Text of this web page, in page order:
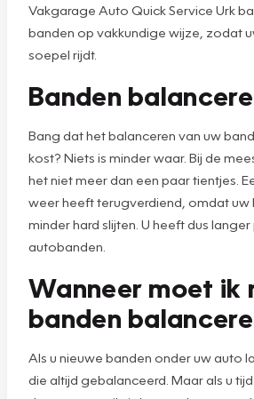
Vakgarage Auto Quick Service Urk
banden op vakkundige wijze, zodat
soepel rijdt.
Banden
Bang dat het balanceren van uw
kost? Niets is minder waar. Bij de
het niet meer dan een paar tientjes.
weer heeft terugverdiend, omdat uw
minder hard slijten. U heeft dus
autobanden.
Wanneer moet ik
banden
Als u nieuwe banden onder uw auto
die altijd gebalanceerd. Maar als u